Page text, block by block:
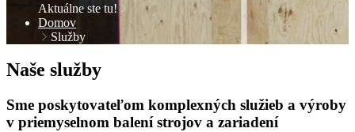
Aktuálne ste tu!
Domov
Služby
Naše služby
Sme poskytovateľom komplexných služieb a výroby
v priemyselnom balenístrojov a zariadení